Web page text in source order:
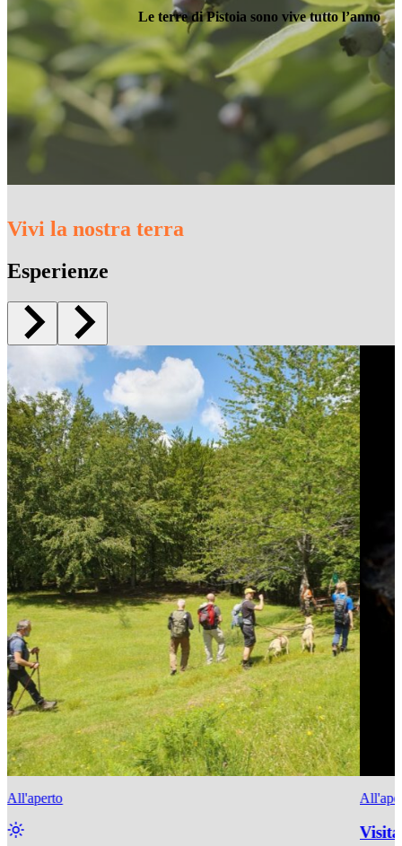
Le terre di Pistoia sono vive tutto l’anno
Vivi la nostra terra
Esperienze
All'aperto